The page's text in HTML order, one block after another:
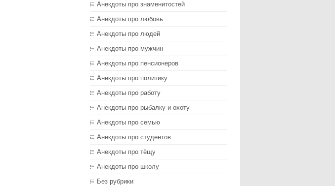
Анекдоты про знаменитостей
Анекдоты про любовь
Анекдоты про людей
Анекдоты про мужчин
Анекдоты про пенсионеров
Анекдоты про политику
Анекдоты про работу
Анекдоты про рыбалку и охоту
Анекдоты про семью
Анекдоты про студентов
Анекдоты про тёщу
Анекдоты про школу
Без рубрики